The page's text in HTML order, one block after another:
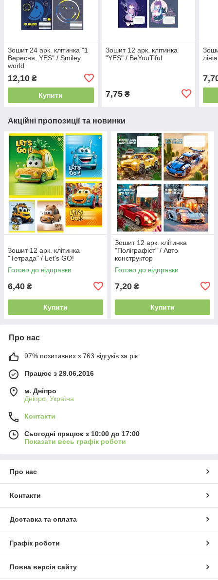
Зошит 24 арк. клітинка "1
Вересня, YES" / Smiley
world
12,10 ₴
Купити
Зошит 12 арк. клітинка
"YES" / BeYouTiful
7,75₴
Акційні пропозиції та новинки
Зошит 12 арк. клітинка
"Тетрада" / Let's GO!
Готово до відправки
6,40 ₴
Купити
Зошит 12 арк. клітинка
"Поліграфіст" / Авто
конструктор
Готово до відправки
7,20 ₴
Купити
Про нас
97% позитивних з 763 відгуків за рік
Працює з 29.06.2016
м. Дніпро
Дніпро, Україна
Контакти
Сьогодні працює з 10:00 до 17:00
Показати весь графік роботи
Про нас
Контакти
Доставка та оплата
Графік роботи
Повна версія сайту